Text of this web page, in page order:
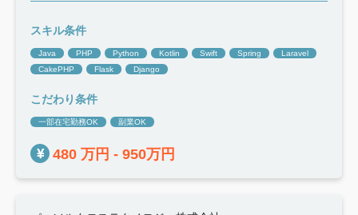
スキル条件
Java PHP Python Kotlin Swift Spring
Laravel
CakePHP
Flask Django
こだわり条件
一部在宅勤務OK 副業OK
480 万円 - 950万円